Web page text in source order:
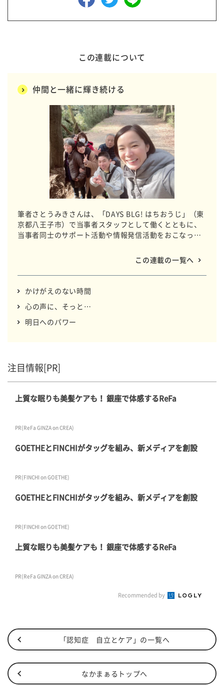
この連載について
仲間と一緒に輝き続ける
筆者さとうみきさんは、「DAYS BLG! はちおうじ」（東
京都八王子市）で当事者スタッフとして働くとともに、
当事者同士のサポート活動や情報発信活動をおこなって
で、みきさんの心に行き交う思いを言葉で綴ります。
この連載の一覧へ
かけがえのない時間
心の声に、そっと…
明日へのパワー
注目情報[PR]
上質な眠りも美髪ケアも！ 銀座で体感するReFa
PR(ReFa GINZA on CREA)
GOETHEとFINCHIがタッグを組み、新メディアを創設
PR(FINCHI on GOETHE)
GOETHEとFINCHIがタッグを組み、新メディアを創設
PR(FINCHI on GOETHE)
上質な眠りも美髪ケアも！ 銀座で体感するReFa
PR(ReFa GINZA on CREA)
Recommended by
「認知症 自立とケア」の一覧へ
なかまぁるトップへ